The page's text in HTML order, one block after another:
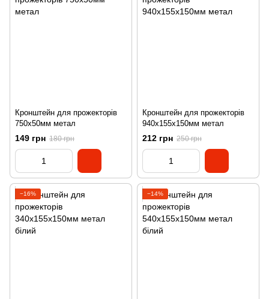
Кронштейн для прожекторів
750х50мм метал
149 грн 180 грн
Кронштейн для прожекторів
940х155х150мм метал
212 грн 250 грн
−16% −14%